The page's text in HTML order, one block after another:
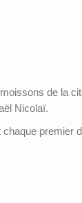
de la
Nicolaï.
premier